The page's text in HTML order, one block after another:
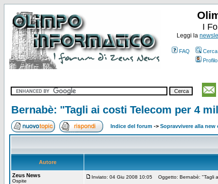
I
Leggi la
FAQ
Cerca
Profilo
Bernabè: "Tagli ai costi Telecom per 4
Indice del forum -> Sopravvivere alla new
Autore
Zeus News
Ospite
Inviato: 04 Giu 2008 10:05 Oggetto: Bernabè: "Tagli